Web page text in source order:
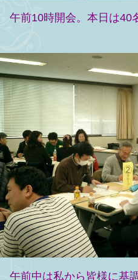
午前10時開会。本日は40
午前中は私から皆様に基